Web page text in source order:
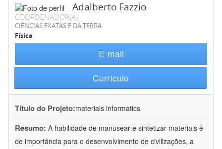
Adalberto Fazzio
COORDENADOR(A)
CIÊNCIAS EXATAS E DA TERRA
Física
E-mail
Currículo
Título do Projeto:materials informatics
Resumo: A habilidade de manusear e sintetizar materiais é
de importância para o desenvolvimento de civilizações, a